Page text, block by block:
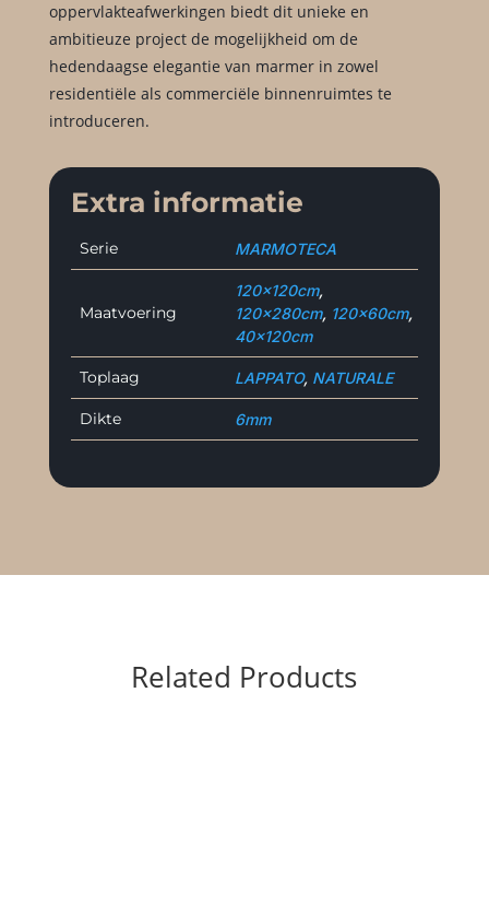
oppervlakteafwerkingen biedt dit unieke en
ambitieuze project de mogelijkheid om de
hedendaagse elegantie van marmer in zowel
residentiële als commerciële binnenruimtes te
introduceren.
Extra informatie
Serie MARMOTECA
Maatvoering
120x120cm,
120x280cm, 120x60cm,
40x120cm
Toplaag LAPPATO, NATURALE
Dikte 6mm
Related Products